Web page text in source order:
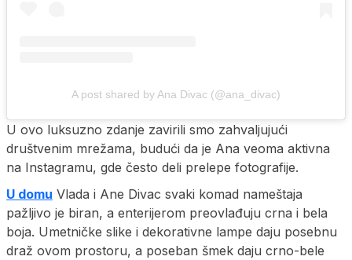
A post shared by Ana Divac (@ana_divac)
U ovo luksuzno zdanje zavirili smo zahvaljujući
društvenim mrežama, budući da je Ana veoma aktivna
na Instagramu, gde često deli prelepe fotografije.
U domu Vlada i Ane Divac svaki komad nameštaja
pažljivo je biran, a enterijerom preovlađuju crna i bela
boja. Umetničke slike i dekorativne lampe daju posebnu
draž ovom prostoru, a poseban šmek daju crno-bele